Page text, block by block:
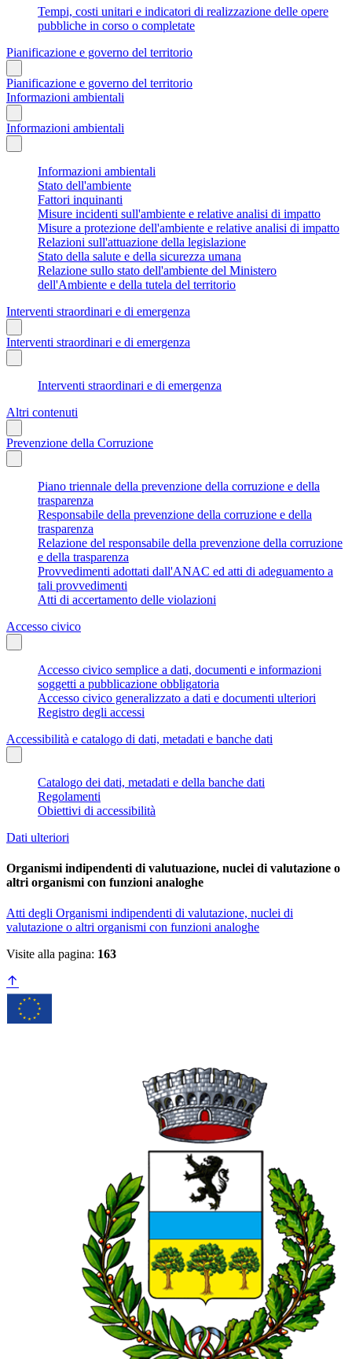
Tempi, costi unitari e indicatori di realizzazione delle opere
pubbliche in corso o completate
Pianificazione e governo del territorio
Pianificazione e governo del territorio
Informazioni ambientali
Informazioni ambientali
Informazioni ambientali
Stato dell'ambiente
Fattori inquinanti
Misure incidenti sull'ambiente e relative analisi di impatto
Misure a protezione dell'ambiente e relative analisi di impatto
Relazioni sull'attuazione della legislazione
Stato della salute e della sicurezza umana
Relazione sullo stato dell'ambiente del Ministero
dell'Ambiente e della tutela del territorio
Interventi straordinari e di emergenza
Interventi straordinari e di emergenza
Interventi straordinari e di emergenza
Altri contenuti
Prevenzione della Corruzione
Piano triennale della prevenzione della corruzione e della
trasparenza
Responsabile della prevenzione della corruzione e della
trasparenza
Relazione del responsabile della prevenzione della corruzione
e della trasparenza
Provvedimenti adottati dall'ANAC ed atti di adeguamento a
tali provvedimenti
Atti di accertamento delle violazioni
Accesso civico
Accesso civico semplice a dati, documenti e informazioni
soggetti a pubblicazione obbligatoria
Accesso civico generalizzato a dati e documenti ulteriori
Registro degli accessi
Accessibilità e catalogo di dati, metadati e banche dati
Catalogo dei dati, metadati e della banche dati
Regolamenti
Obiettivi di accessibilità
Dati ulteriori
Organismi indipendenti di valutuazione, nuclei di valutazione o
altri organismi con funzioni analoghe
Atti degli Organismi indipendenti di valutazione, nuclei di
valutazione o altri organismi con funzioni analoghe
Visite alla pagina: 163